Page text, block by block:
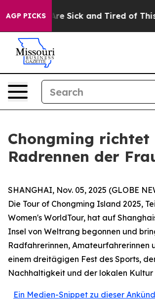
AGP PICKSAre Sick and Tired of This
Chongming richtet
Radrennen der
SHANGHAI, Nov. 05, 2025 (GLOBE
Die Tour of Chongming Island 2025,
Women's WorldTour, hat auf
Insel von Weltrang begonnen und
Radfahrerinnen, Amateurfahrerinnen
einem dreitägigen Fest des Sports,
Nachhaltigkeit und der lokalen Kultur
Ein Medien-Snippet zu dieser